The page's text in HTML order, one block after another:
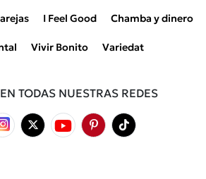
I Feel Good Chamba y dinero
Vivir Bonito Variedat
TODAS NUESTRAS REDES